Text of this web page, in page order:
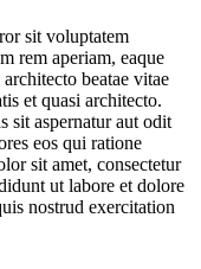
sit voluptatem
rem aperiam, eaque
beatae vitae
et quasi architecto.
sit aspernatur aut odit
eos qui ratione
sit amet, consectetur
ut labore et dolore
nostrud exercitation